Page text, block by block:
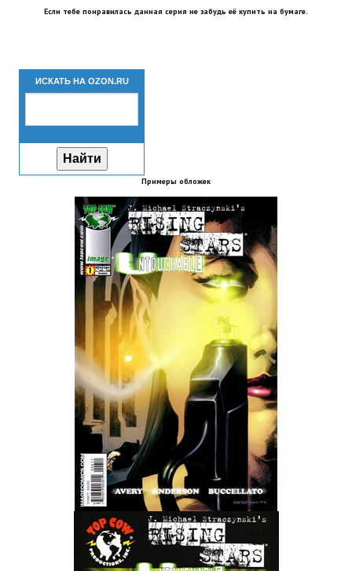
Aliens vs Predator 2 (Русские субтитры)
Новый ГГ
Работы Alexandra10
Kitana HGEC
Apella CBBE SSE BodySlide (with Physics)
Apella 2.0 CBBE SSE BodySlide (with Physics)
Kitana CBBE SSE BodySlide (with Physics)
Nekomimi
New Light Skyrim SE
SB Corset Armor CBBE SSE BodySlide (with Physics)
Wedding Wear CBBE SSE BodySlide (with Physics)
Работы Тестера 55
Наёмный оборотень
Небесный воин
Немного героев меча и магии
Если тебе понравилась данная серия не забудь её купить на бумаге.
ИСКАТЬ НА OZON.RU
Примеры обложек